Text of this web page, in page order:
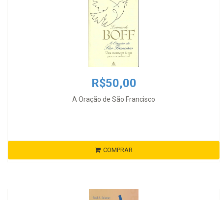
R$50,00
A Oração de São Francisco
COMPRAR